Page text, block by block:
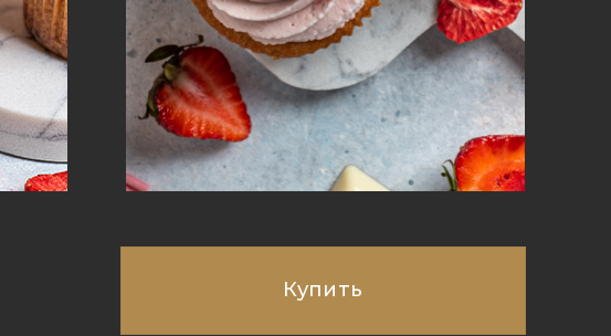
Купить